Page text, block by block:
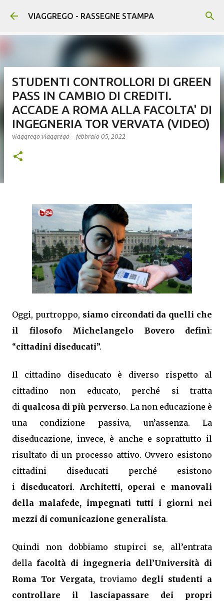
Passa ai contenuti principali
VIAGGREGO - RASSEGNE STAMPA
STUDENTI CONTROLLORI DI GREEN
PASS IN CAMBIO DI CREDITI.
ACCADE A ROMA ALLA FACOLTA' DI
INGEGNERIA TOR VERVATA (VIDEO)
viaggrego viaggrego - febbraio 05, 2022
Oggi, purtroppo, siamo circondati da quelli che
il filosofo Michelangelo Bovero definì:
“cittadini diseducati”.
Il cittadino diseducato è diverso rispetto al
cittadino non educato, perché si tratta
di qualcosa di più perverso. La non educazione è
una condizione passiva, un’assenza. La
diseducazione, invece, è anche e soprattutto il
risultato di un processo attivo. Ovvero esistono
cittadini diseducati perché esistono
i diseducatori. Architetti, operai e manovali
della malafede, impegnati tutti i giorni nei
mezzi di comunicazione generalista.
Quindi non dobbiamo stupirci se, all’entrata
della facoltà di ingegneria dell’Università di
Roma Tor Vergata, troviamo degli studenti a
controllare il lasciapassare dei propri